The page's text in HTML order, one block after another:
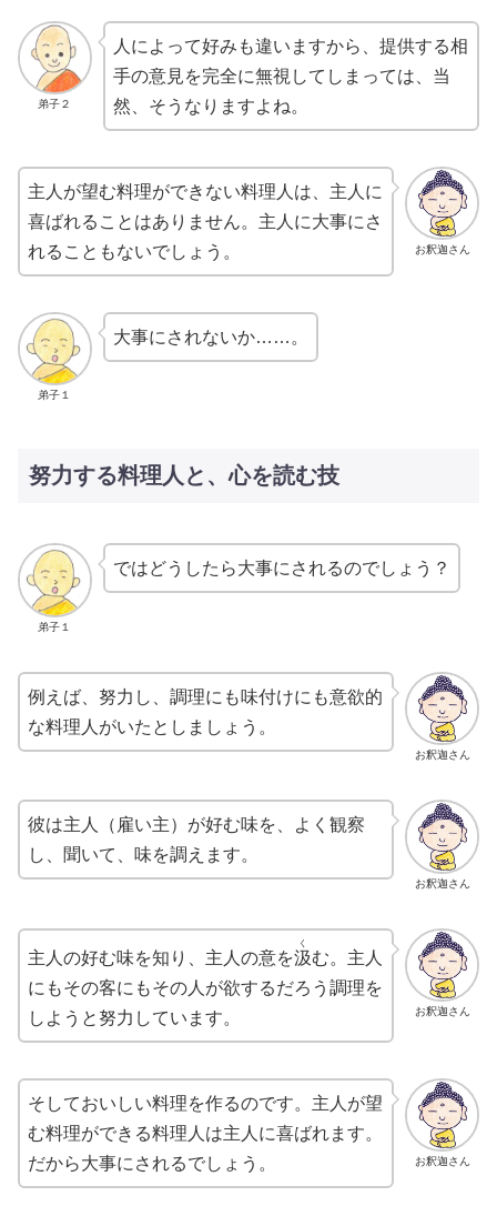
弟子２
人によって好みも違いますから、提供する相
手の意見を完全に無視してしまっては、当
然、そうなりますよね。
お釈迦さん
主人が望む料理ができない料理人は、主人に
喜ばれることはありません。主人に大事にさ
れることもないでしょう。
弟子１
大事にされないか……。
努力する料理人と、心を読む技
弟子１
ではどうしたら大事にされるのでしょう？
お釈迦さん
例えば、努力し、調理にも味付けにも意欲的
な料理人がいたとしましょう。
お釈迦さん
彼は主人（雇い主）が好む味を、よく観察
し、聞いて、味を調えます。
お釈迦さん
主人の好む味を知り、主人の意を汲
く
む。主人
にもその客にもその人が欲するだろう調理を
しようと努力しています。
お釈迦さん
そしておいしい料理を作るのです。主人が望
む料理ができる料理人は主人に喜ばれます。
だから大事にされるでしょう。